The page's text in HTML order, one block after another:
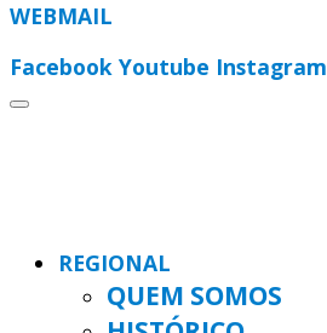
WEBMAIL
Facebook Youtube Instagram
REGIONAL
QUEM SOMOS